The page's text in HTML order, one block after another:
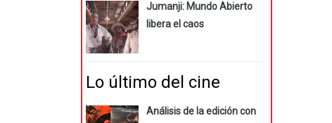
Jumanji: Mundo Abierto
libera el caos
Lo último del cine
Análisis de la edición con